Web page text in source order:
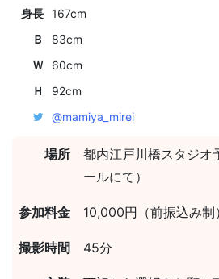
身長 167cm
Ｂ
83cm
Ｗ
60cm
Ｈ
92cm
@mamiya_mirei
場所
都内江戸川橋スタジオ
ールにて）
参加料金 10,000円（前振込み制）
撮影時間 45分